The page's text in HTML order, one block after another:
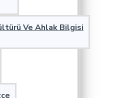
Ve Ahlak Bilgisi